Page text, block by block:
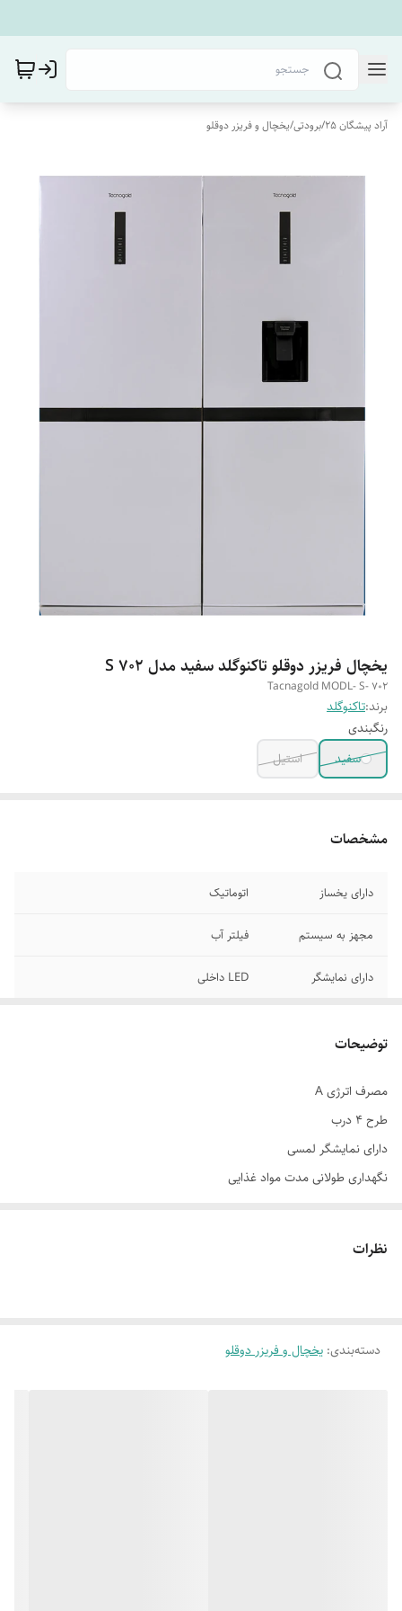
آراد پیشگان 25 /برودتی/یخچال و فریزر دوقلو
یخچال فریزر دوقلو تاکنوگلد سفید مدل S 702
Tacnagold MODL- S- 702
برند:تاکنوگلد
رنگبندی
سفید
استیل
مشخصات
دارای یخساز اتوماتیک
مجهز به سیستم فیلتر آب
دارای نمایشگر LED داخلی
یخچال طرح
نمایشگر لمسی
قابلیت وامکانات محفظه های کنترل رطوبت
توضیحات
مصرف اترژی A
طرح 4 درب
دارای نمایشگر لمسی
نگهداری طولانی مدت مواد غذایی
مجهر به LED داخلی
نظرات
دسته‌بندی: یخچال و فریزر دوقلو